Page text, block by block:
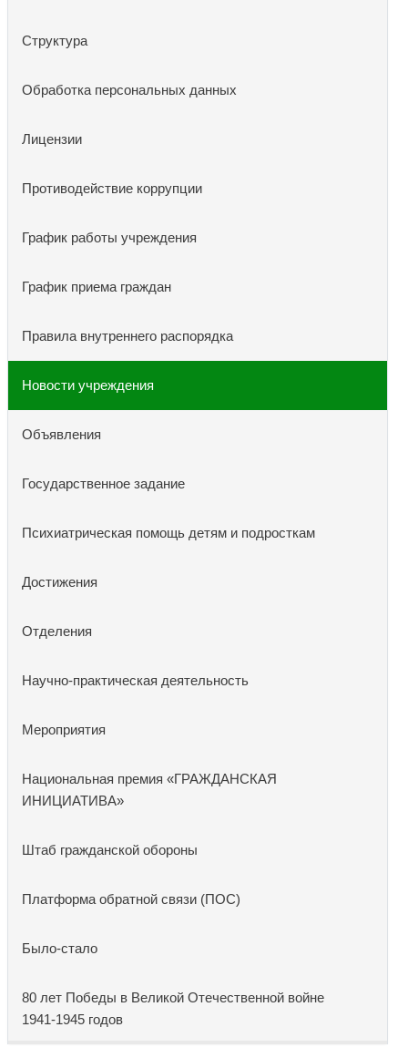
Структура
Обработка персональных данных
Лицензии
Противодействие коррупции
График работы учреждения
График приема граждан
Правила внутреннего распорядка
Новости учреждения
Объявления
Государственное задание
Психиатрическая помощь детям и подросткам
Достижения
Отделения
Научно-практическая деятельность
Мероприятия
Национальная премия «ГРАЖДАНСКАЯ
ИНИЦИАТИВА»
Штаб гражданской обороны
Платформа обратной связи (ПОС)
Было-стало
80 лет Победы в Великой Отечественной войне
1941-1945 годов